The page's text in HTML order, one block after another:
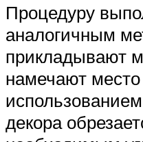
Процедуру
аналогичным
прикладывают
намечают
декора